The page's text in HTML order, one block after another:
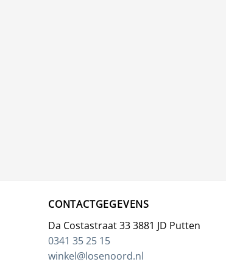
CONTACTGEGEVENS
Da Costastraat 33 3881 JD Putten
0341 35 25 15
winkel@losenoord.nl